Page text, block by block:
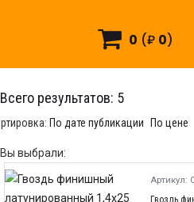
0 (₽ 0)
финишный
Всего результатов: 5
По дате публикации По цене
Вы выбрали:
Артикул:
Гвоздь